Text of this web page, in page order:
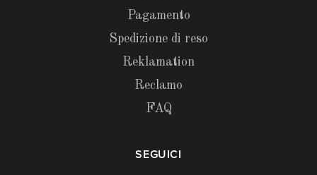
Pagamento
Spedizione di reso
Reklamation
Reclamo
FAQ
SEGUICI